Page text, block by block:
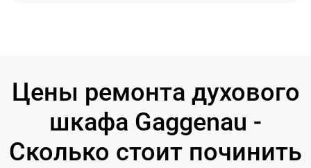
Цены ремонта духового
шкафа Gaggenau -
Сколько стоит починить